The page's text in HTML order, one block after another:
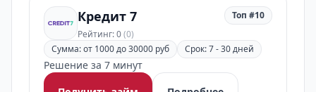
Кредит 7
Рейтинг: 0(0)
Топ #10
Сумма: от 1000 до 30000 руб Срок: 7 - 30 дней
Решение за 7 минут